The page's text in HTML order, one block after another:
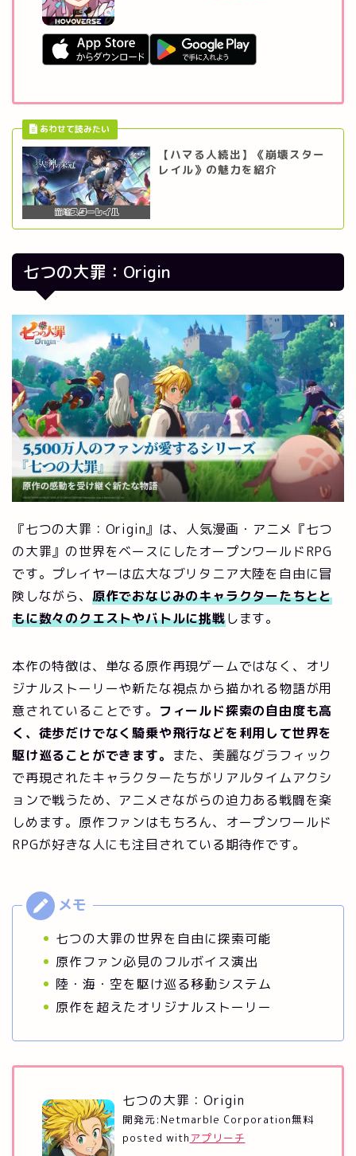
【ハマる人続出】《崩壊スター
レイル》の魅力を紹介
七つの大罪：Origin
『七つの大罪：Origin』は、人気漫画・アニメ『七つ
の大罪』の世界をベースにしたオープンワールドRPG
です。プレイヤーは広大なブリタニア大陸を自由に冒
険しながら、 原作でおなじみのキャラクターたちとと
もに数々のクエストやバトルに挑戦します。
本作の特徴は、単なる原作再現ゲームではなく、オリ
ジナルストーリーや新たな視点から描かれる物語が用
意されていることです。 フィールド探索の自由度も高
く、徒歩だけでなく騎乗や飛行などを利用して世界を
駆け巡ることができます。 また、美麗なグラフィック
で再現されたキャラクターたちがリアルタイムアクシ
ョンで戦うため、アニメさながらの迫力ある戦闘を楽
しめます。原作ファンはもちろん、オープンワールド
RPGが好きな人にも注目されている期待作です。
七つの大罪の世界を自由に探索可能
原作ファン必見のフルボイス演出
陸・海・空を駆け巡る移動システム
原作を超えたオリジナルストーリー
七つの大罪：Origin
開発元: Netmarble Corporation無料
posted with アプリーチ